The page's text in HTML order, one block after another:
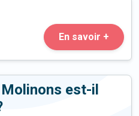
En savoir +
est-il